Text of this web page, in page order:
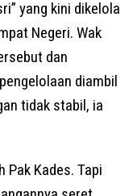
yang kini dikelola
Negeri. Wak
dan
diambil
tidak stabil, ia
Pak Kades. Tapi